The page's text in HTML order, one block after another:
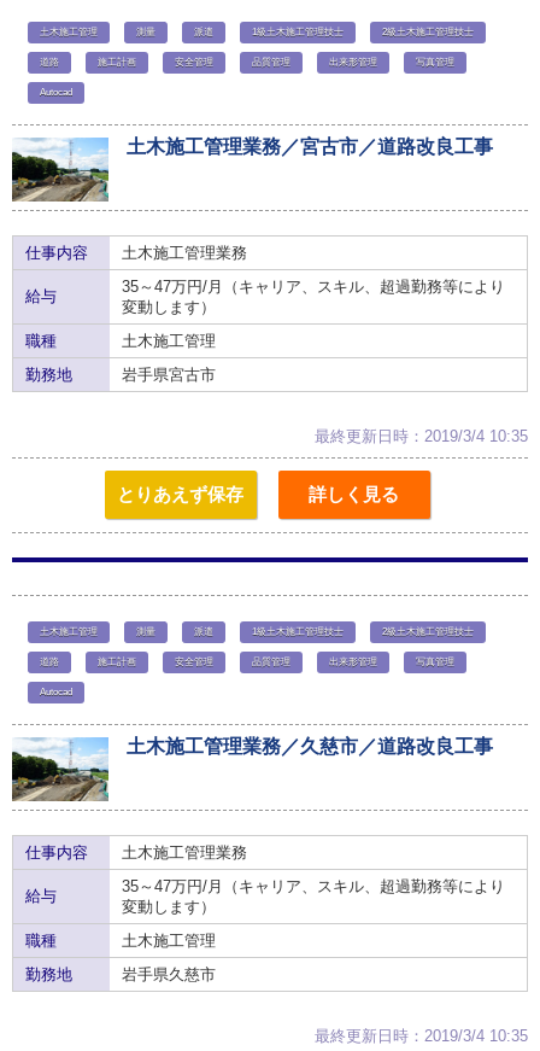
土木施工管理 測量 派遣 1級土木施工管理技士 2級土木施工管理技士
道路 施工計画 安全管理 品質管理 出来形管理 写真管理
Autocad
土木施工管理業務／宮古市／道路改良工事
仕事内容 土木施工管理業務
給与
35～47万円/月（キャリア、スキル、超過勤務等により
変動します）
職種
土木施工管理
勤務地
岩手県宮古市
最終更新日時：2019/3/4 10:35
とりあえず保存 詳しく見る
土木施工管理 測量 派遣 1級土木施工管理技士 2級土木施工管理技士
道路 施工計画 安全管理 品質管理 出来形管理 写真管理
Autocad
土木施工管理業務／久慈市／道路改良工事
仕事内容 土木施工管理業務
給与
35～47万円/月（キャリア、スキル、超過勤務等により
変動します）
職種
土木施工管理
勤務地
岩手県久慈市
最終更新日時：2019/3/4 10:35